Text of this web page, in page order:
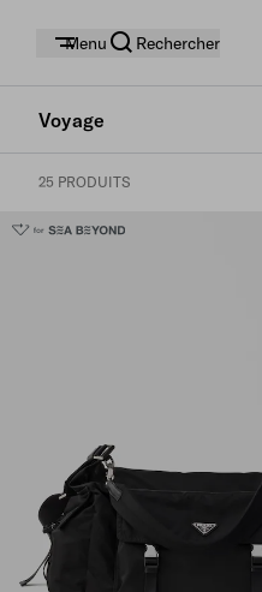
Menu Rechercher
Voyage
25 PRODUITS